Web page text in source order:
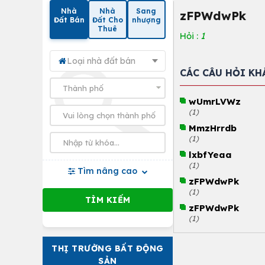
Nhà
Đất Bán
Nhà
Đất Cho
Thuê
Sang
nhượng
Loại nhà đất bán
Tìm nâng cao
THỊ TRƯỜNG BẤT ĐỘNG
SẢN
zFPWdwPk
Hỏi : 1
CÁC CÂU HỎI
wUmrLVWz
(1)
MmzHrrdb
(1)
lxbfYeaa
(1)
zFPWdwPk
(1)
zFPWdwPk
(1)